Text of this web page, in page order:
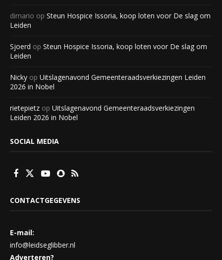
dimario op Steun Hospice Issoria, koop loten voor De slag om
Leiden
Sjoerd op Steun Hospice Issoria, koop loten voor De slag om
Leiden
Nicky op Uitslagenavond Gemeenteraadsverkiezingen Leiden
2026 in Nobel
rietepietz op Uitslagenavond Gemeenteraadsverkiezingen
Leiden 2026 in Nobel
SOCIAL MEDIA
CONTACTGEGEVENS
E-mail:
info@leidseglibber.nl
Adverteren?